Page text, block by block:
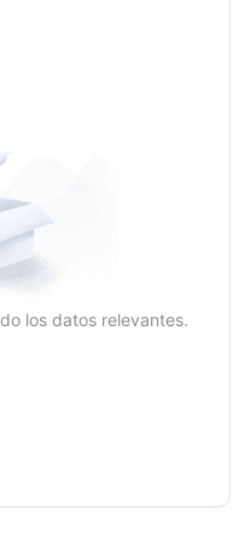
los datos relevantes.